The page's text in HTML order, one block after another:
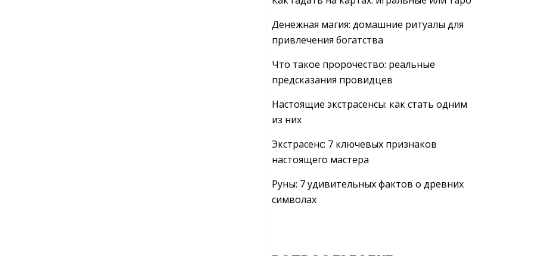
Денежная магия: домашние ритуалы для
привлечения богатства
Что такое пророчество: реальные
предсказания провидцев
Настоящие экстрасенсы: как стать одним
из них
Экстрасенс: 7 ключевых признаков
настоящего мастера
Руны: 7 удивительных фактов о древних
символах